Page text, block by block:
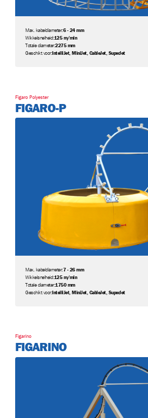
Max. kabeldiameter:6 - 24 mm
Wikkelsnelheid:125 m/min
Totale diameter:2275 mm
Geschikt voor:IntelliJet, MiniJet, CableJet, SuperJet
Figaro Polyester
FIGARO-P
Max. kabeldiameter:7 - 26 mm
Wikkelsnelheid:125 m/min
Totale diameter:1750 mm
Geschikt voor:IntelliJet, MiniJet, CableJet, SuperJet
Figarino
FIGARINO